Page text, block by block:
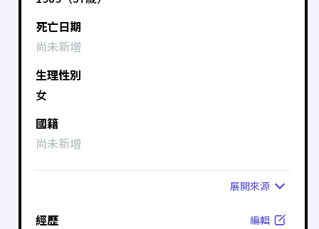
死亡日期
尚未新增
生理性別
女
國籍
尚未新增
展開來源
經歷 編輯